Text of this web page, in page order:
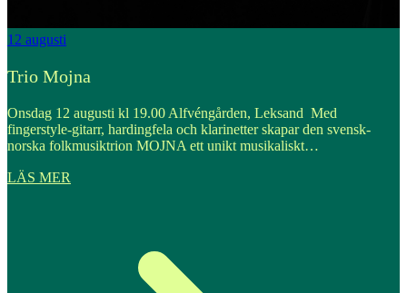
12 augusti
Trio Mojna
Onsdag 12 augusti kl 19.00 Alfvéngården, Leksand Med
fingerstyle-gitarr, hardingfela och klarinetter skapar den svensk-
norska folkmusiktrion MOJNA ett unikt musikaliskt…
LÄS MER